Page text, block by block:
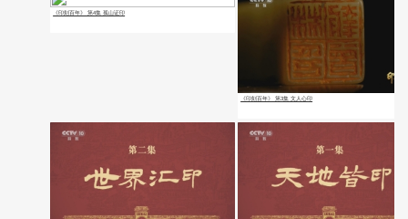
《印刻百年》 第4集 孤山证印
《印刻百年》 第3集 文人心印